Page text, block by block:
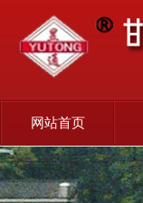
网站首页